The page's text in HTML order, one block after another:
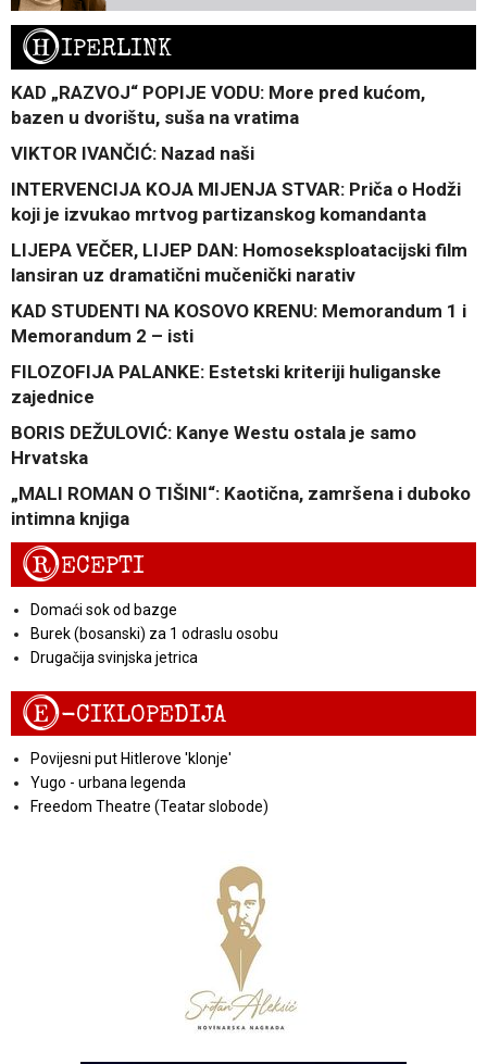
HIPERLINK
KAD „RAZVOJ“ POPIJE VODU: More pred kućom,
bazen u dvorištu, suša na vratima
VIKTOR IVANČIĆ: Nazad naši
INTERVENCIJA KOJA MIJENJA STVAR: Priča o Hodži
koji je izvukao mrtvog partizanskog komandanta
LIJEPA VEČER, LIJEP DAN: Homoseksploatacijski film
lansiran uz dramatični mučenički narativ
KAD STUDENTI NA KOSOVO KRENU: Memorandum 1 i
Memorandum 2 – isti
FILOZOFIJA PALANKE: Estetski kriteriji huliganske
zajednice
BORIS DEŽULOVIĆ: Kanye Westu ostala je samo
Hrvatska
„MALI ROMAN O TIŠINI“: Kaotična, zamršena i duboko
intimna knjiga
RECEPTI
Domaći sok od bazge
Burek (bosanski) za 1 odraslu osobu
Drugačija svinjska jetrica
E-CIKLOPEDIJA
Povijesni put Hitlerove 'klonje'
Yugo - urbana legenda
Freedom Theatre (Teatar slobode)